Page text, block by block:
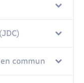
commun